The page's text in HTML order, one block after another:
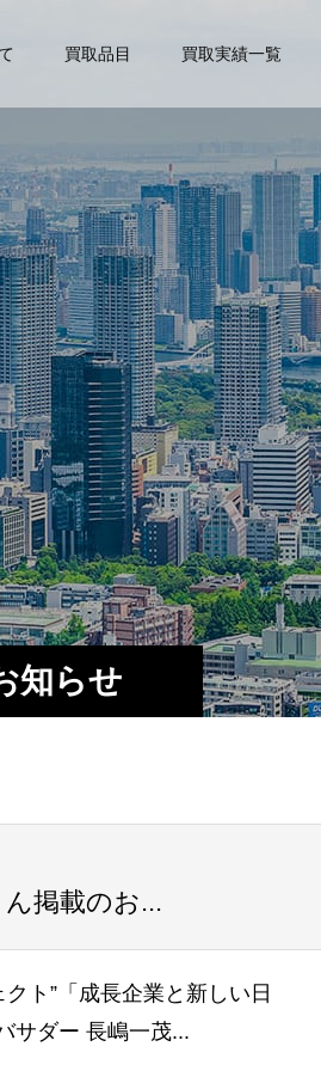
買取品目 買取実績一覧
知らせ
ん掲載のお...
ト”「成長企業と新しい日
サダー 長嶋一茂...